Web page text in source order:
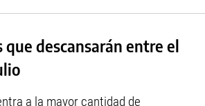
que descansarán entre el
a la mayor cantidad de